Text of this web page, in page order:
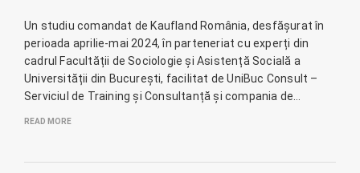
Un studiu comandat de Kaufland România, desfășurat în
perioada aprilie-mai 2024, în parteneriat cu experți din
cadrul Facultății de Sociologie și Asistență Socială a
Universității din București, facilitat de UniBuc Consult –
Serviciul de Training și Consultanță și compania de…
READ MORE